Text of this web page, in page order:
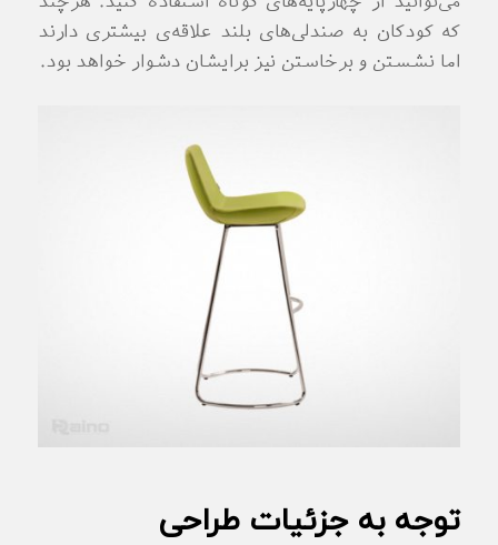
که کودکان به صندلی‌های بلند علاقه‌ی بیشتری دارند
اما نشستن و برخاستن نیز برایشان دشوار خواهد بود.
توجه به جزئیات طراحی